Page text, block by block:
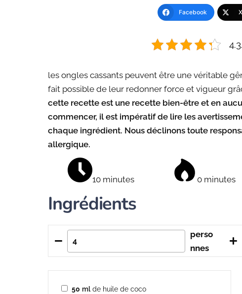
Facebook
les ongles cassants peuvent être une véritable
fait possible de leur redonner force et vigueur
cette recette est une recette bien-être et en
commencer, il est impératif de lire les
chaque ingrédient. Nous déclinons toute
allergique.
10 minutes 0 minutes
Ingrédients
perso
nnes
50 ml de huile de coco